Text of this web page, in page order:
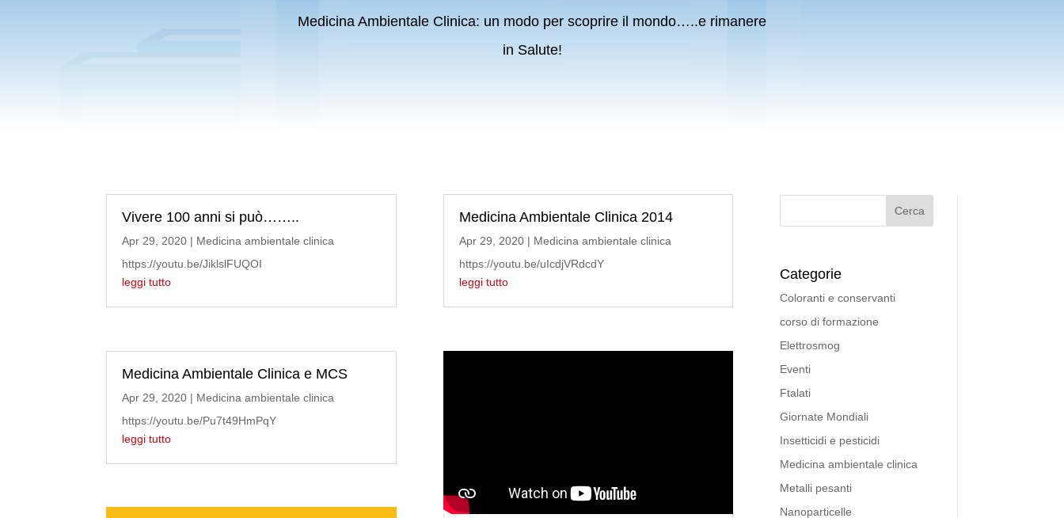
Medicina Ambientale Clinica: un modo per scoprire il mondo…..e rimanere
in Salute!
Vivere 100 anni si può……..
Apr 29, 2020 | Medicina ambientale clinica
https://youtu.be/JiklslFUQOI
leggi tutto
Medicina Ambientale Clinica e MCS
Apr 29, 2020 | Medicina ambientale clinica
https://youtu.be/Pu7t49HmPqY
leggi tutto
Medicina Ambientale Clinica 2014
Apr 29, 2020| Medicina ambientale clinica
https://youtu.be/uIcdjVRdcdY
leggi tutto
Categorie
Coloranti e conservanti
corso di formazione
Elettrosmog
Eventi
Ftalati
Giornate Mondiali
Insetticidi e pesticidi
Medicina ambientale clinica
Metalli pesanti
Nanoparticelle